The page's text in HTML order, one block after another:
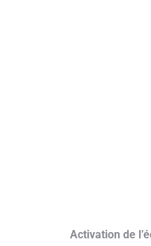
Activation de